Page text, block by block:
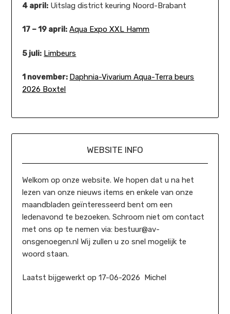
4 april: Uitslag district keuring Noord-Brabant
17 – 19 april: Aqua Expo XXL Hamm
5 juli: Limbeurs
1 november: Daphnia-Vivarium Aqua-Terra beurs
2026 Boxtel
WEBSITE INFO
Welkom op onze website. We hopen dat u na het
lezen van onze nieuws items en enkele van onze
maandbladen geïnteresseerd bent om een
ledenavond te bezoeken. Schroom niet om contact
met ons op te nemen via: bestuur@av-
onsgenoegen.nl Wij zullen u zo snel mogelijk te
woord staan.
Laatst bijgewerkt op 17-06-2026 Michel